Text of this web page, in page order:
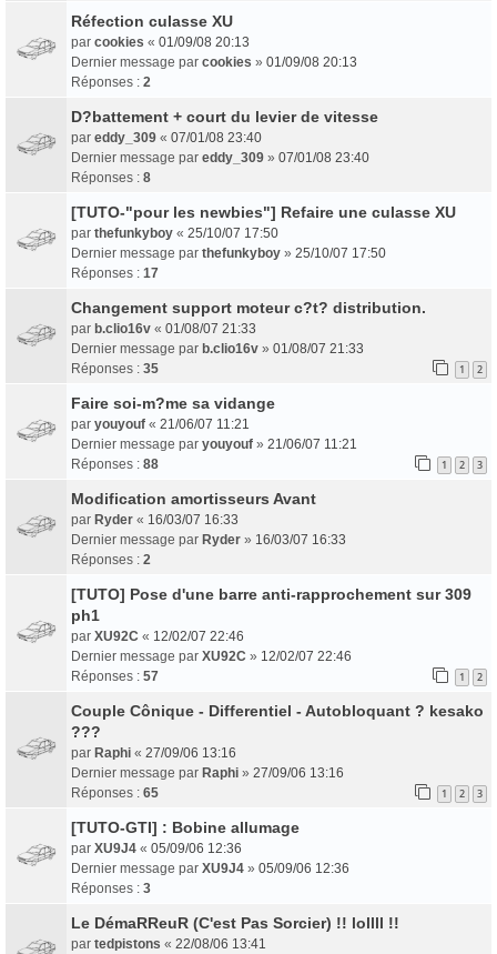
Réfection culasse XU
par cookies « 01/09/08 20:13
Dernier message par cookies » 01/09/08 20:13
Réponses : 2
D?battement + court du levier de vitesse
par eddy_309 « 07/01/08 23:40
Dernier message par eddy_309 » 07/01/08 23:40
Réponses : 8
[TUTO-"pour les newbies"] Refaire une culasse XU
par thefunkyboy « 25/10/07 17:50
Dernier message par thefunkyboy » 25/10/07 17:50
Réponses : 17
Changement support moteur c?t? distribution.
par b.clio16v « 01/08/07 21:33
Dernier message par b.clio16v » 01/08/07 21:33
Réponses : 35 1 2
Faire soi-m?me sa vidange
par youyouf « 21/06/07 11:21
Dernier message par youyouf » 21/06/07 11:21
Réponses : 88 1 2 3
Modification amortisseurs Avant
par Ryder « 16/03/07 16:33
Dernier message par Ryder » 16/03/07 16:33
Réponses : 2
[TUTO] Pose d'une barre anti-rapprochement sur 309
ph1
par XU92C « 12/02/07 22:46
Dernier message par XU92C » 12/02/07 22:46
Réponses : 57 1 2
Couple Cônique - Differentiel - Autobloquant ? kesako
???
par Raphi « 27/09/06 13:16
Dernier message par Raphi » 27/09/06 13:16
Réponses : 65 1 2 3
[TUTO-GTI] : Bobine allumage
par XU9J4 « 05/09/06 12:36
Dernier message par XU9J4 » 05/09/06 12:36
Réponses : 3
Le DémaRReuR (C'est Pas Sorcier) !! lollll !!
par tedpistons « 22/08/06 13:41